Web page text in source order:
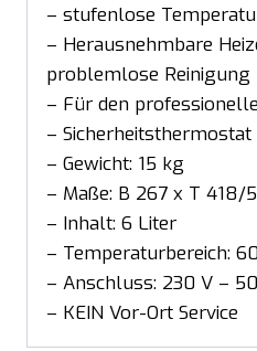
– stufenlose
– Herausnehmbare
problemlose Reinigung
– Für den
– Sicherheitsthermostat
– Gewicht: 15 kg
– Maße: B 267 x T 418/
– Inhalt: 6 Liter
– Temperaturbereich:
– Anschluss: 230 V –
– KEIN Vor-Ort Service